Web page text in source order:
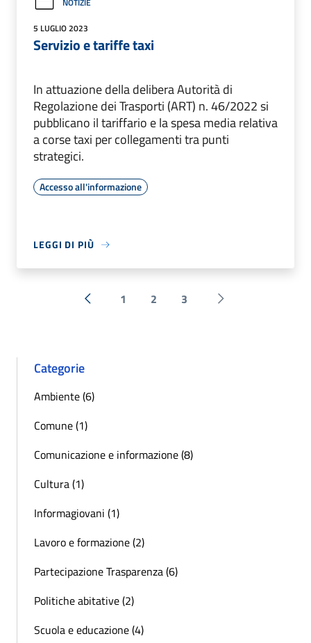
5 LUGLIO 2023
Servizio e tariffe taxi
In attuazione della delibera Autorità di
Regolazione dei Trasporti (ART) n. 46/2022 si
pubblicano il tariffario e la spesa media relativa
a corse taxi per collegamenti tra punti
strategici.
Accesso all'informazione
LEGGI DI PIÙ
« Precedente
1 2 3 Successiva »
Categorie
Ambiente (6)
Comune (1)
Comunicazione e informazione (8)
Cultura (1)
Informagiovani (1)
Lavoro e formazione (2)
Partecipazione Trasparenza (6)
Politiche abitative (2)
Scuola e educazione (4)